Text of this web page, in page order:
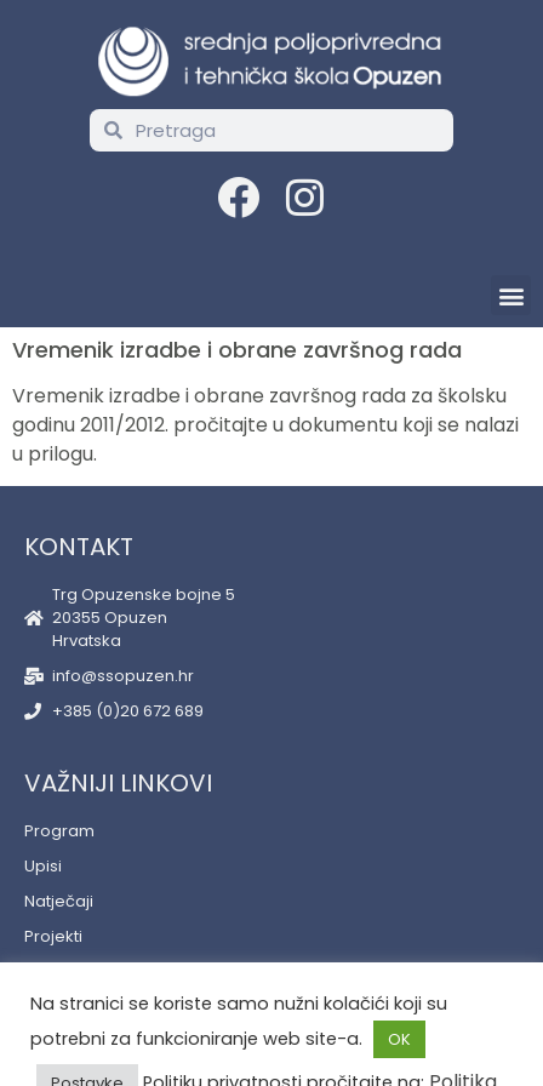
Vremenik izradbe i obrane završnog rada
Vremenik izradbe i obrane završnog rada za školsku
godinu 2011/2012. pročitajte u dokumentu koji se nalazi
u prilogu.
KONTAKT
Trg Opuzenske bojne 5
20355 Opuzen
Hrvatska
info@ssopuzen.hr
+385 (0)20 672 689
VAŽNIJI LINKOVI
Program
Upisi
Natječaji
Projekti
Politika privatnosti
Na stranici se koriste samo nužni kolačići koji su
potrebni za funkcioniranje web site-a.
OK